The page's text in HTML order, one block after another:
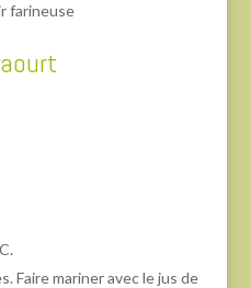
farineuse
Faire mariner avec le jus de